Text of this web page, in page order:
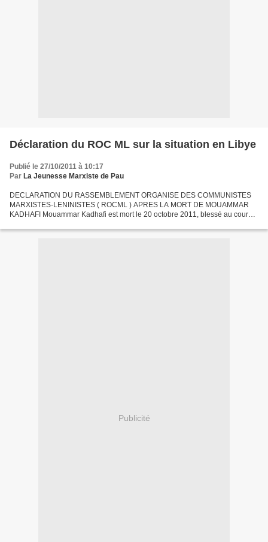
Déclaration du ROC ML sur la situation en Libye
Publié le 27/10/2011 à 10:17
Par La Jeunesse Marxiste de Pau
DECLARATION DU RASSEMBLEMENT ORGANISE DES COMMUNISTES
MARXISTES-LENINISTES ( ROCML ) APRES LA MORT DE MOUAMMAR
KADHAFI Mouammar Kadhafi est mort le 20 octobre 2011, blessé au cours
Publicité